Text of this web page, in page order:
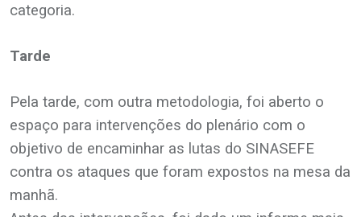
categoria.
Tarde
Pela tarde, com outra metodologia, foi aberto o
espaço para intervenções do plenário com o
objetivo de encaminhar as lutas do SINASEFE
contra os ataques que foram expostos na mesa da
manhã.